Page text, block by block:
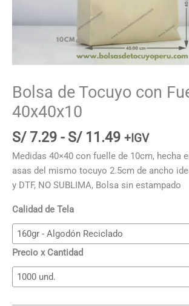
Bolsa de Tocuyo con
40x40x10
S/7.29 - S/11.49Rango
de
precios:
desde
S/ 7.29
S/ 11.49
+IGV
Medidas 40×40 con fuelle de 10cm, hecha
asas del mismo tocuyo 2.5cm de ancho
y DTF, NO SUBLIMA, Bolsa sin estampado
Calidad de Tela
Precio x Cantidad